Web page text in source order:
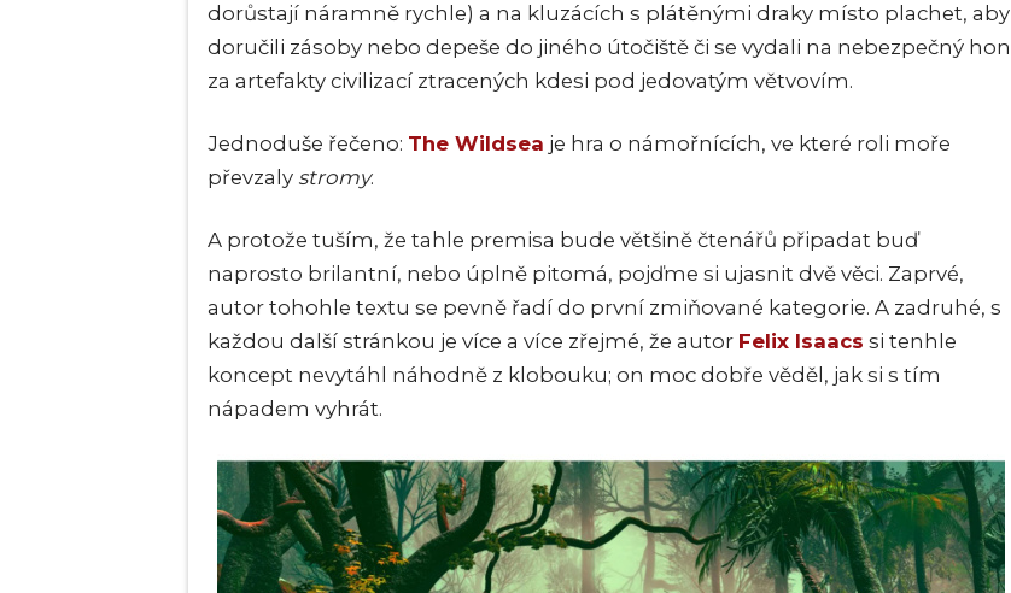
dorůstají náramně rychle) a na kluzácích s plátěnými draky místo plachet, aby
doručili zásoby nebo depeše do jiného útočiště či se vydali na nebezpečný hon
za artefakty civilizací ztracených kdesi pod jedovatým větvovím.
Jednoduše řečeno: The Wildsea je hra o námořnících, ve které roli moře
převzaly stromy.
A protože tuším, že tahle premisa bude většině čtenářů připadat buď
naprosto brilantní, nebo úplně pitomá, pojďme si ujasnit dvě věci. Zaprvé,
autor tohohle textu se pevně řadí do první zmiňované kategorie. A zadruhé, s
každou další stránkou je více a více zřejmé, že autor Felix Isaacs si tenhle
koncept nevytáhl náhodně z klobouku; on moc dobře věděl, jak si s tím
nápadem vyhrát.